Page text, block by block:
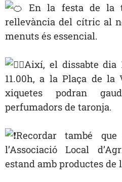
En la festa de la
rellevància del cítric al
menuts és essencial.
Així, el dissabte dia
11.00h, a la Plaça de
xiquetes podran
perfumadors de taronja.
Recordar també
l’Associació Local
estand amb productes de